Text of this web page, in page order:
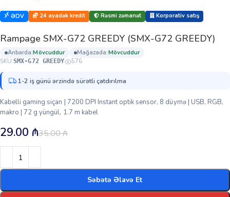
ƏDV 24 ayadək kredit Rəsmi zəmanət Korporativ satış
Rampage SMX-G72 GREEDY (SMX-G72 GREEDY)
anbarda: mövcuddur mağazada:
mövcuddur
SKU:SMX-G72 GREEDY 576
1-2 iş günü ərzində sürətli çatdırılma
Kabelli gaming siçan | 7200 DPI Instant optik sensor, 8 düymə | USB, RGB,
makro | 72 g yüngül, 1.7 m kabel
35.00₼
29.00 ₼
Səbətə Əlavə Et